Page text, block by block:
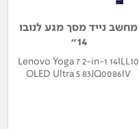
מחשב נייד מסך מגע לנובו
14"
Lenovo Yoga 7 2-in-1 14ILL10
OLED Ultra 5 83JQ0086IV